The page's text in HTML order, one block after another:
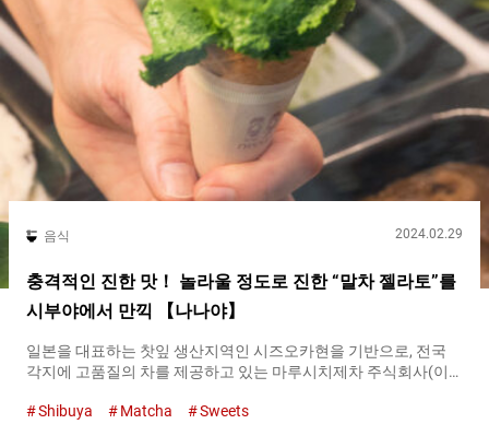
러운 짠맛의 특제 간장을 붓으로 발라낸...
음식 2024.02.29
충격적인 진한 맛！ 놀라울 정도로 진한 “말차 젤라토”를
시부야에서 만끽 【나나야】
일본을 대표하는 찻잎 생산지역인 시즈오카현을 기반으로, 전국
각지에 고품질의 차를 제공하고 있는 마루시치제차 주식회사(이
를 제공하고 싶다’는 마음으로 차잎의 재배나 육성뿐만 아니라, 가
Shibuya Matcha Sweets